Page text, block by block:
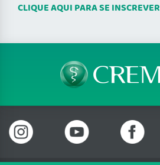
CLIQUE AQUI PARA SE INSCREVER